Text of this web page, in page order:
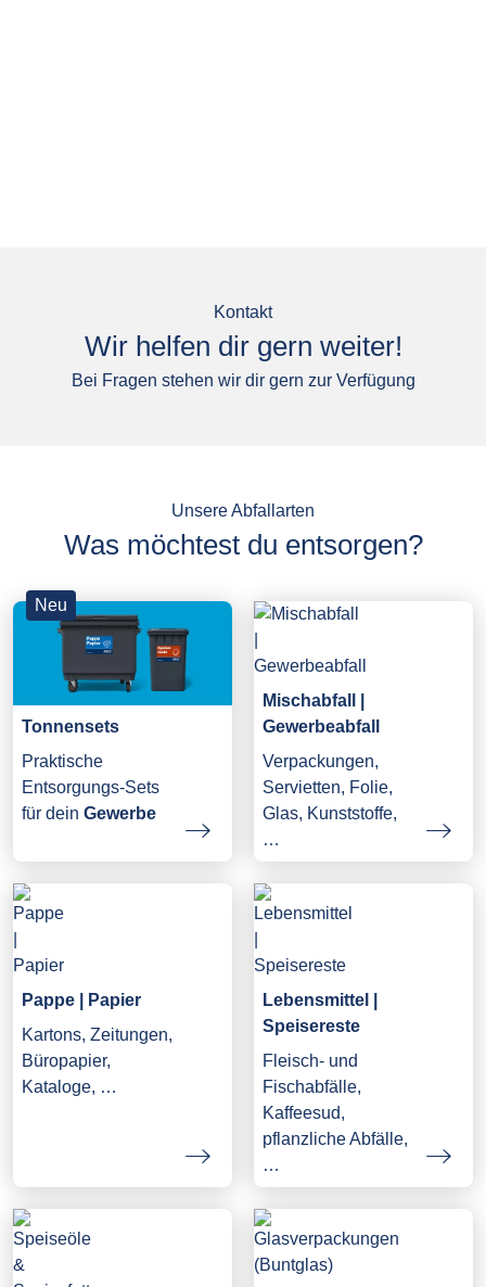
Kontakt
Wir helfen dir gern weiter!
Bei Fragen stehen wir dir gern zur Verfügung
Unsere Abfallarten
Was möchtest du entsorgen?
Neu
Tonnensets
Praktische
Entsorgungs-Sets
für dein Gewerbe
Mischabfall |
Gewerbeabfall
Verpackungen,
Servietten, Folie,
Glas, Kunststoffe,
…
Pappe | Papier
Kartons, Zeitungen,
Büropapier,
Kataloge, …
Lebensmittel |
Speisereste
Fleisch- und
Fischabfälle,
Kaffeesud,
pflanzliche Abfälle,
…